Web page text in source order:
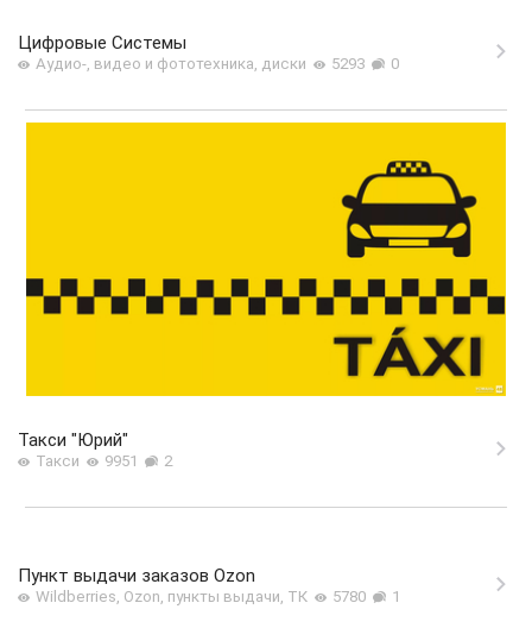
Цифровые Системы
Аудио-, видео и фототехника, диски 5293 0
Такси "Юрий"
Такси 9951 2
Пункт выдачи заказов Ozon
Wildberries, Ozon, пункты выдачи, ТК 5780 1